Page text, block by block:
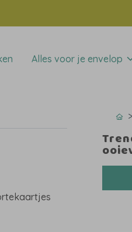
Alles voor je envelop